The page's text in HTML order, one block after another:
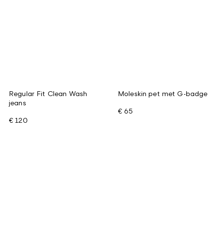
Regular Fit Clean Wash
jeans
€ 120
Moleskin pet met G-badge
€ 65